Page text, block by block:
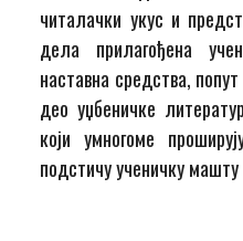
читалачки укус и
дела прилагођена
наставна средства,
део уџбеничке
који умногоме
подстичу ученичку